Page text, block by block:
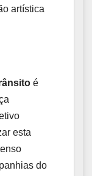
artística
é
esta
do